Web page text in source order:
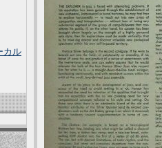
カル